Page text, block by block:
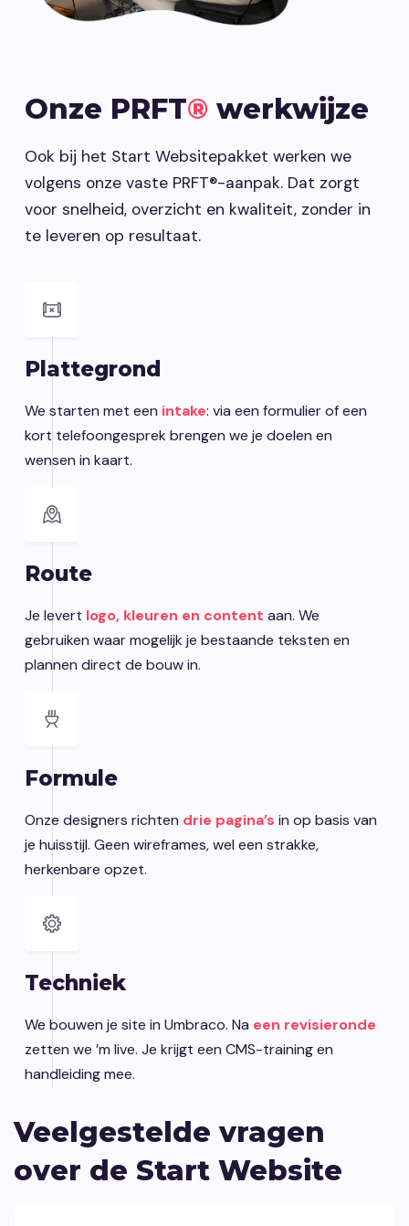
Onze PRFT® werkwijze
Ook bij het Start Websitepakket werken we
volgens onze vaste PRFT®-aanpak. Dat zorgt
voor snelheid, overzicht en kwaliteit, zonder in
te leveren op resultaat.
Plattegrond
We starten met een intake: via een formulier of een
kort telefoongesprek brengen we je doelen en
wensen in kaart.
Route
Je levert logo, kleuren en content aan. We
gebruiken waar mogelijk je bestaande teksten en
plannen direct de bouw in.
Formule
Onze designers richten drie pagina’s in op basis van
je huisstijl. Geen wireframes, wel een strakke,
herkenbare opzet.
Techniek
We bouwen je site in Umbraco. Na een revisieronde
zetten we ’m live. Je krijgt een CMS-training en
handleiding mee.
Veelgestelde vragen
over de Start Website